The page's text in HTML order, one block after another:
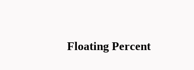
Floating Percent